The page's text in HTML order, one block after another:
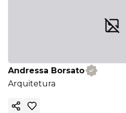
Andressa Borsato
Arquitetura
Copiar link